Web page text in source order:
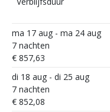
ma 17 aug - ma 24 aug
7 nachten
€ 857,63
di 18 aug - di 25 aug
7 nachten
€ 852,08